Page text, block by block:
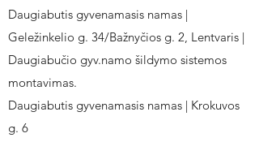
Daugiabutis gyvenamasis namas |
Geležinkelio g. 34/Bažnyčios g. 2, Lentvaris |
Daugiabučio gyv.namo šildymo sistemos
montavimas.
Daugiabutis gyvenamasis namas | Krokuvos
g. 6